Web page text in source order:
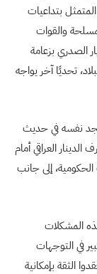
بتداعيات
والقوات
الصدري بزعامة
تحديًا آخر يواجه
يجد نفسه في حديث
العراقي أمام
إلى جانب
المشكلات
في التوجهات
الثقة بإمكانية